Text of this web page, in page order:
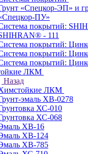
«Спецкор-ЭП» и
ПУ»
покрытий:
- 111
покрытий:
покрытий:
покрытий:
ЛКМ
Назад
ЛКМ
эмаль ХВ-0278
ХС-010
ХС-068
ХВ-16
ХВ-124
ХВ-785